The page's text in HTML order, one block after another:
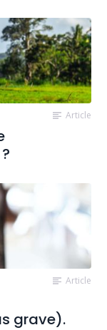
Article
Article
grave).